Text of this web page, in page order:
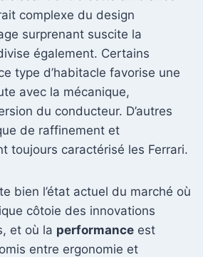
complexe du design
surprenant suscite la
également. Certains
type d’habitacle favorise une
avec la mécanique,
du conducteur. D’autres
de raffinement et
toujours caractérisé les Ferrari.
bien l’état actuel du marché où
côtoie des innovations
et où la performance est
entre ergonomie et